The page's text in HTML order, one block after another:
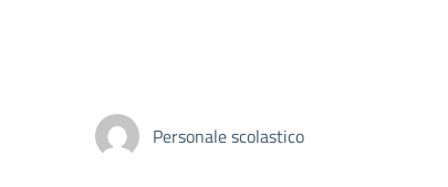
Personale scolastico